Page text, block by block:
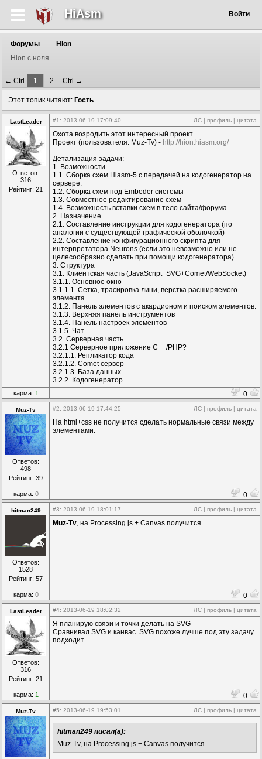
HiAsm Войти
Форумы
Hion
Hion c ноля
← Ctrl 1 2 Ctrl →
Этот топик читают: Гость
LastLeader
Ответов:
316
Рейтинг: 21
#1 : 2013-06-19 17:09:40 ЛС | профиль | цитата
Охота возродить этот интересный проект.
Проект (пользователя: Muz-Tv) - http://hion.hiasm.org/
Детализация задачи:
1. Возможности
1.1. Сборка схем Hiasm-5 с передачей на кодогенератор на
сервере.
1.2. Сборка схем под Embeder системы
1.3. Совместное редактирование схем
1.4. Возможность вставки схем в тело сайта/форума
2. Назначение
2.1. Составление инструкции для кодогенератора (по
аналогии с существующей графической оболочкой)
2.2. Составление конфигурационного скрипта для
интерпретатора Neurons (если это невозможно или не
целесообразно сделать при помощи кодогенератора)
3. Структура
3.1. Клиентская часть (JavaScript+SVG+Comet/ WebSocket)
3.1.1. Основное окно
3.1.1.1. Сетка, трасировка лини, верстка расширяемого
элемента...
3.1.2. Панель элементов с акардионом и поиском элементов.
3.1.3. Верхняя панель инструментов
3.1.4. Панель настроек элементов
3.1.5. Чат
3.2. Серверная часть
3.2.1 Серверное приложение C++/PHP?
3.2.1.1. Репликатор кода
3.2.1.2. Comet сервер
3.2.1.3. База данных
3.2.2. Кодогенератор
карма: 1 0
Muz-Tv
Ответов:
498
Рейтинг: 39
#2: 2013-06-19 17:44:25 ЛС | профиль | цитата
На html+css не получится сделать нормальные связи между
элементами.
карма: 0 0
hitman249
Ответов:
1528
Рейтинг: 57
#3: 2013-06-19 18:01:17 ЛС | профиль | цитата
Muz-Tv, на Processing.js + Canvas получится
карма: 0 0
LastLeader
Ответов:
316
Рейтинг: 21
#4: 2013-06-19 18:02:32 ЛС | профиль | цитата
Я планирую связи и точки делать на SVG
Сравнивал SVG и канвас. SVG похоже лучше под эту задачу
подходит.
карма: 1 0
Muz-Tv #5: 2013-06-19 19:53:01 ЛС | профиль | цитата
hitman249 писал(а):
Muz-Tv, на Processing.js + Canvas получится